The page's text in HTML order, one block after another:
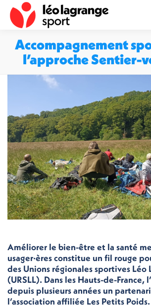
Accompagnement
l’approche Sentier-
Vous êtes
Améliorer le bien-être et la santé
usager·ères constitue un fil rouge
des Unions régionales sportives Léo
(URSLL). Dans les Hauts-de-France,
depuis plusieurs années un
l’association affiliée Les Petits